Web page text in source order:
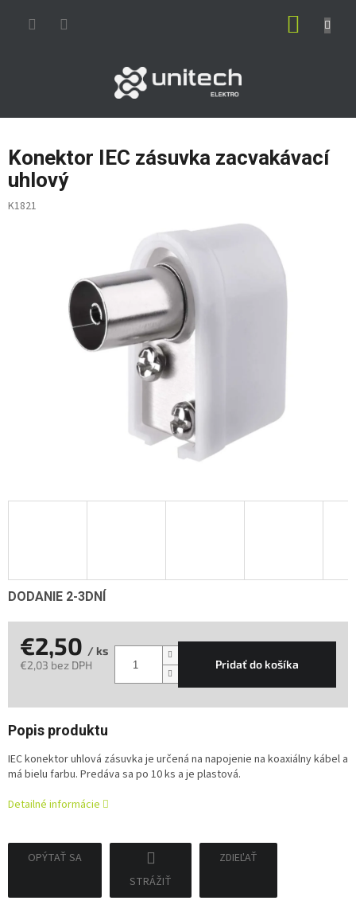
Konektor IEC zásuvka zacvakávací
uhlový
K1821
DODANIE 2-3DNÍ
€2,50 / ks
€2,03 bez DPH
Pridať do košíka
Popis produktu
IEC konektor uhlová zásuvka je určená na napojenie na koaxiálny kábel a
má bielu farbu. Predáva sa po 10 ks a je plastová.
Detailné informácie
OPÝTAŤ SA
STRÁŽIŤ
ZDIEĽAŤ